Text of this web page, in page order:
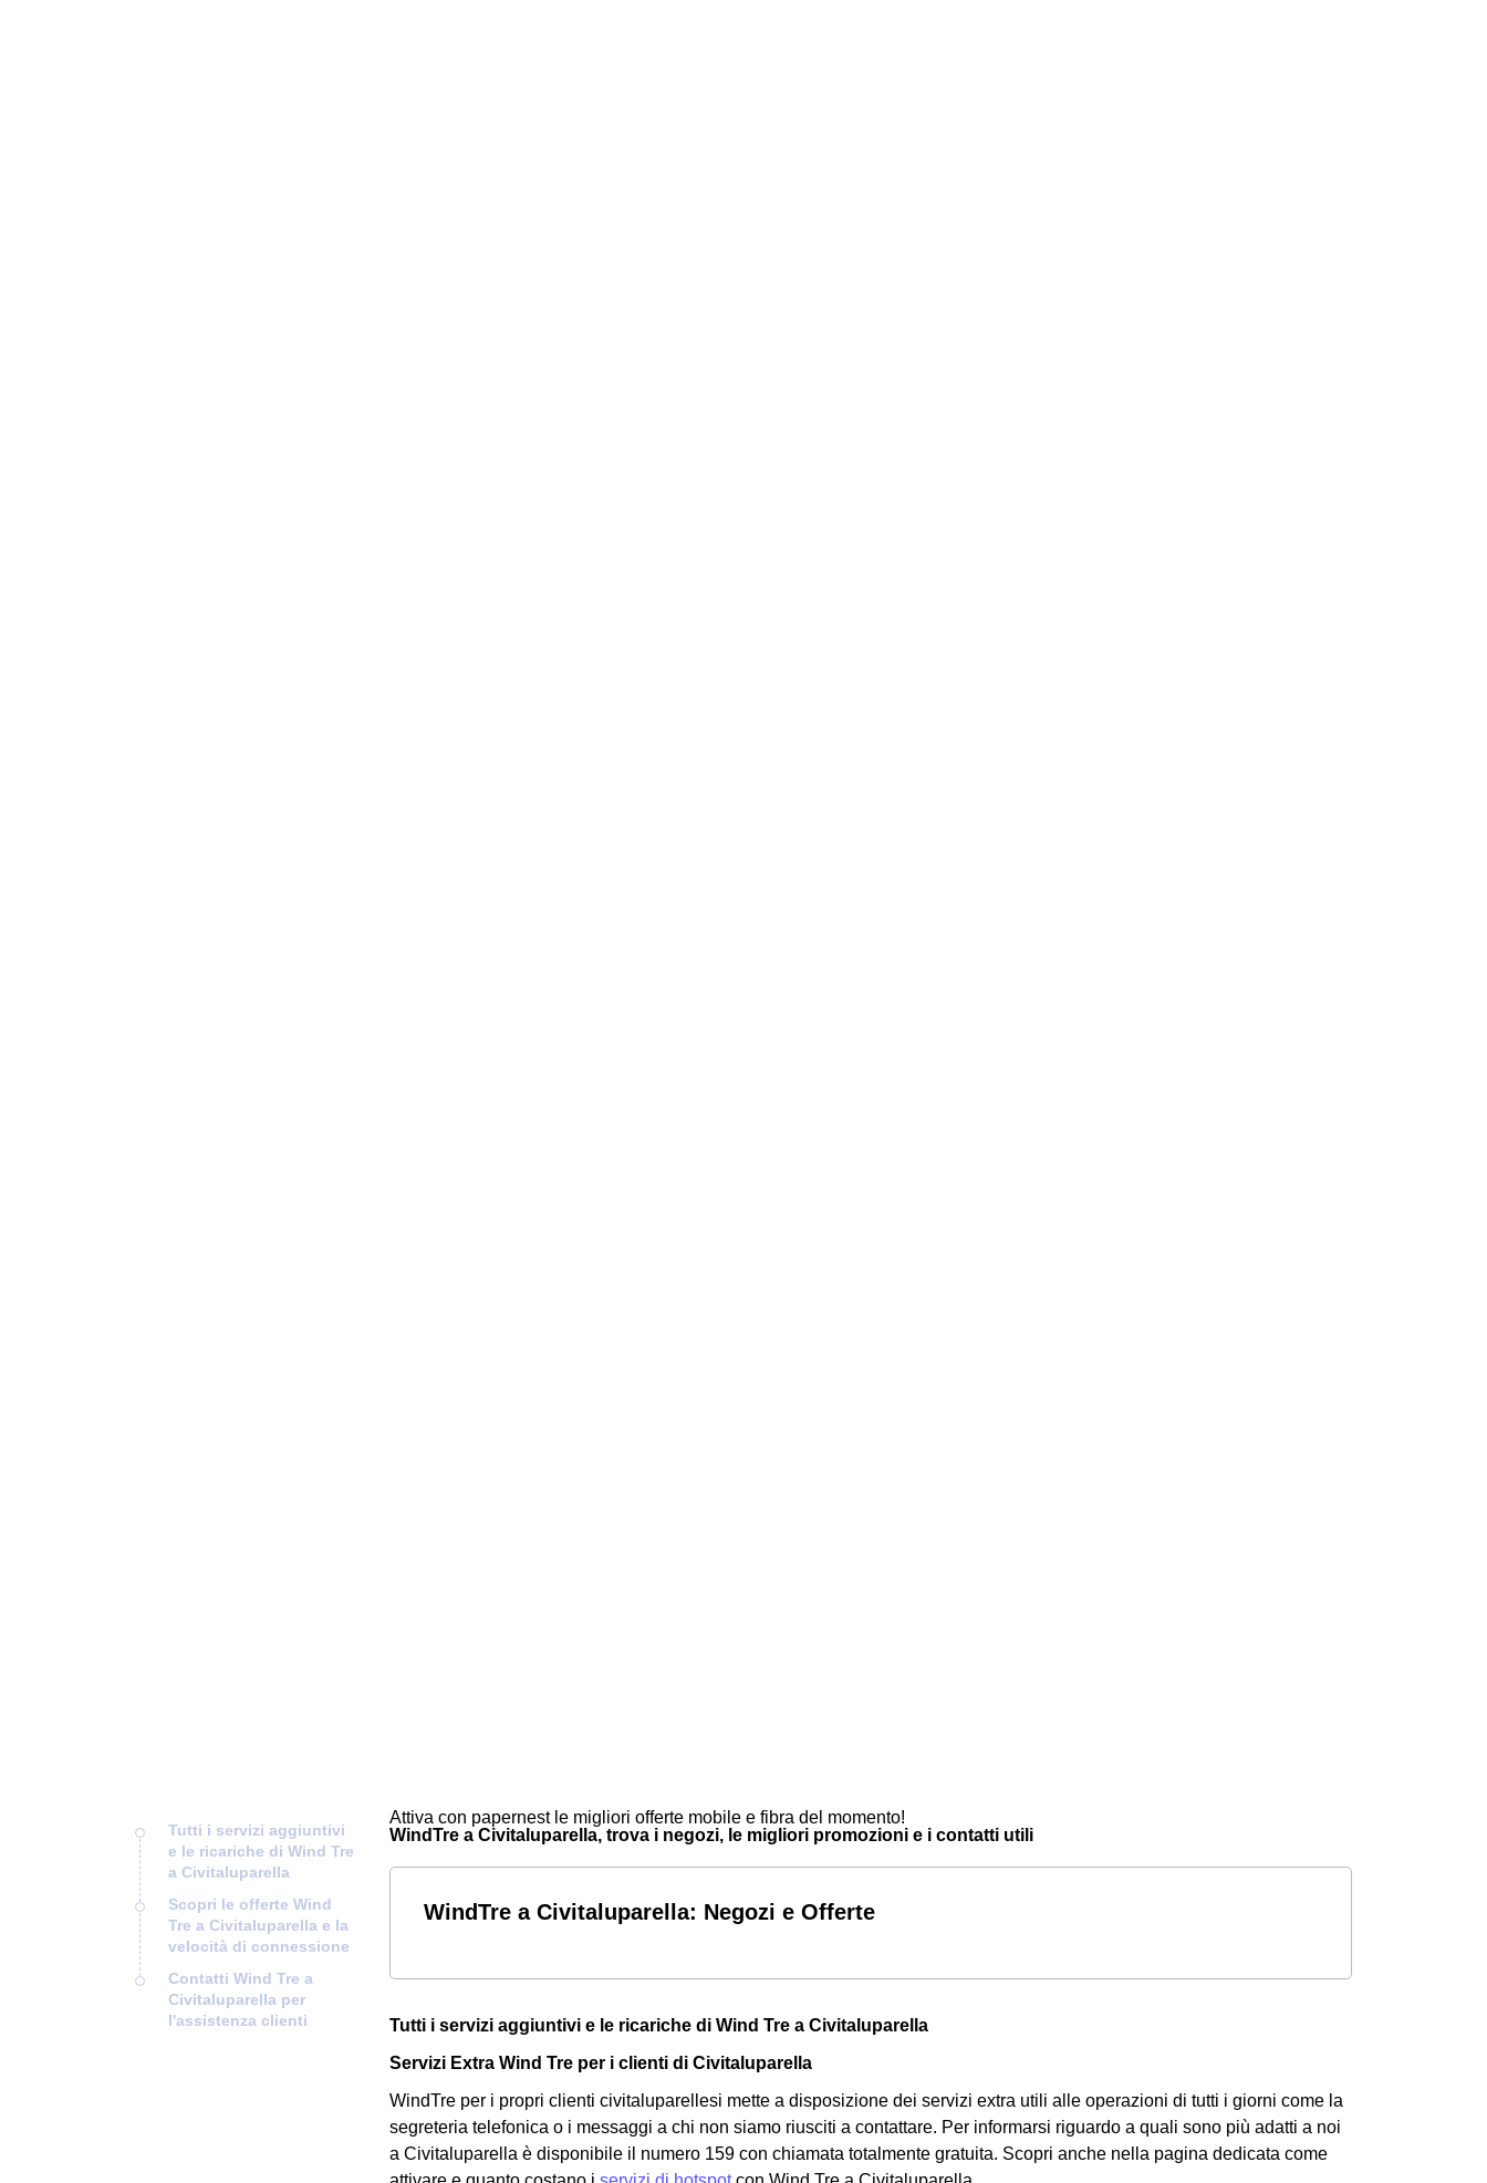
Tutti i servizi aggiuntivi
e le ricariche di Wind Tre
a Civitaluparella
Scopri le offerte Wind
Tre a Civitaluparella e la
velocità di connessione
Contatti Wind Tre a
Civitaluparella per
l'assistenza clienti
Attiva con papernest le migliori offerte mobile e fibra del momento!
WindTre a Civitaluparella, trova i negozi, le migliori promozioni e i contatti utili
WindTre a Civitaluparella: Negozi e Offerte
Tutti i servizi aggiuntivi e le ricariche di Wind Tre a Civitaluparella
Servizi Extra Wind Tre per i clienti di Civitaluparella
WindTre per i propri clienti civitaluparellesi mette a disposizione dei servizi extra utili alle operazioni di tutti i giorni come la
segreteria telefonica o i messaggi a chi non siamo riusciti a contattare. Per informarsi riguardo a quali sono più adatti a noi
a Civitaluparella è disponibile il numero 159 con chiamata totalmente gratuita. Scopri anche nella pagina dedicata come